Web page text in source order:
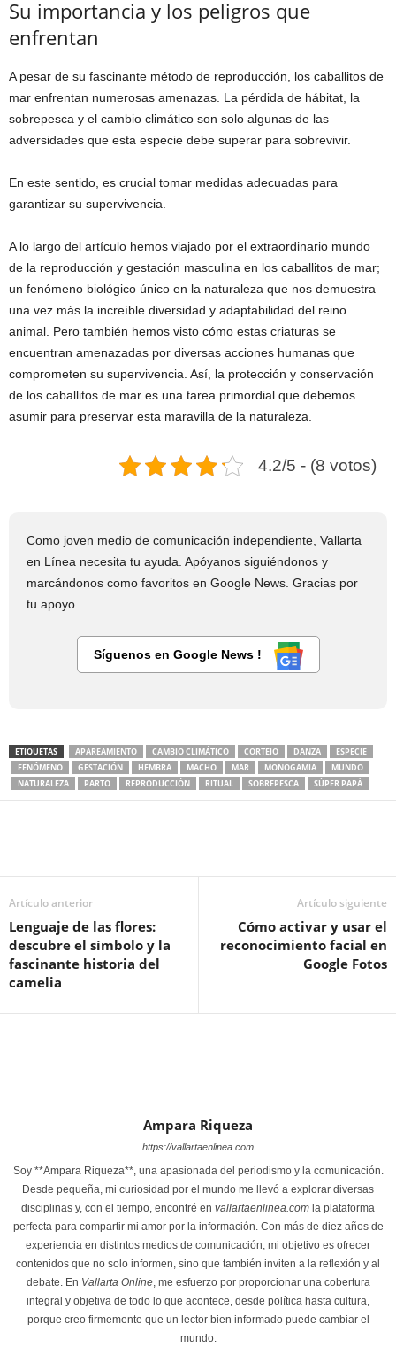
Su importancia y los peligros que
enfrentan
A pesar de su fascinante método de reproducción, los caballitos de
mar enfrentan numerosas amenazas. La pérdida de hábitat, la
sobrepesca y el cambio climático son solo algunas de las
adversidades que esta especie debe superar para sobrevivir.
En este sentido, es crucial tomar medidas adecuadas para
garantizar su supervivencia.
A lo largo del artículo hemos viajado por el extraordinario mundo
de la reproducción y gestación masculina en los caballitos de mar;
un fenómeno biológico único en la naturaleza que nos demuestra
una vez más la increíble diversidad y adaptabilidad del reino
animal. Pero también hemos visto cómo estas criaturas se
encuentran amenazadas por diversas acciones humanas que
comprometen su supervivencia. Así, la protección y conservación
de los caballitos de mar es una tarea primordial que debemos
asumir para preservar esta maravilla de la naturaleza.
4.2/5 - (8 votos)
Como joven medio de comunicación independiente, Vallarta
en Línea necesita tu ayuda. Apóyanos siguiéndonos y
marcándonos como favoritos en Google News. Gracias por
tu apoyo.
Síguenos en Google News !
ETIQUETAS APAREAMIENTO CAMBIO CLIMÁTICO CORTEJO DANZA
ESPECIE
FENÓMENO
GESTACIÓN HEMBRA MACHO MAR MONOGAMIA
MUNDO
NATURALEZA
PARTO REPRODUCCIÓN RITUAL SOBREPESCA SÚPER PAPÁ
Artículo anterior
Lenguaje de las flores:
descubre el símbolo y la
fascinante historia del
camelia
Artículo siguiente
Cómo activar y usar el
reconocimiento facial en
Google Fotos
Ampara Riqueza
https://vallartaenlinea.com
Soy **Ampara Riqueza**, una apasionada del periodismo y la comunicación.
Desde pequeña, mi curiosidad por el mundo me llevó a explorar diversas
disciplinas y, con el tiempo, encontré en vallartaenlinea.com la plataforma
perfecta para compartir mi amor por la información. Con más de diez años de
experiencia en distintos medios de comunicación, mi objetivo es ofrecer
contenidos que no solo informen, sino que también inviten a la reflexión y al
debate. En Vallarta Online, me esfuerzo por proporcionar una cobertura
integral y objetiva de todo lo que acontece, desde política hasta cultura,
porque creo firmemente que un lector bien informado puede cambiar el
mundo.